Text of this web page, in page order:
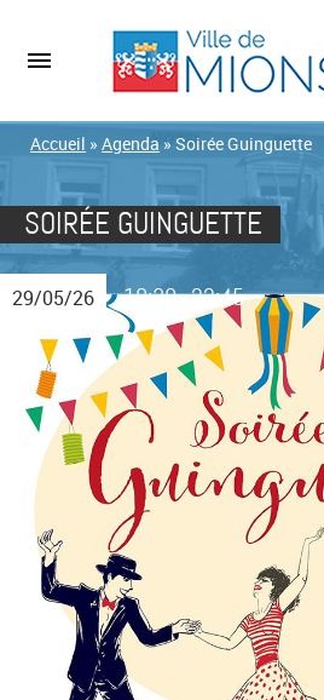
Accueil » Agenda » Soirée Guinguette
SOIRÉE GUINGUETTE
29/05/26 18:30-22:45